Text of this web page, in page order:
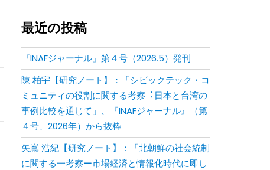
最近の投稿
『INAFジャーナル』第４号（2026.5）発刊
陳 柏宇【研究ノート】：「シビックテック・コ
ミュニティの役割に関する考察︓⽇本と台湾の
事例⽐較を通じて」、『INAFジャーナル』（第
４号、2026年）から抜粋
矢嶌 浩紀【研究ノート】：「北朝鮮の社会統制
に関する一考察ー市場経済と情報化時代に即し